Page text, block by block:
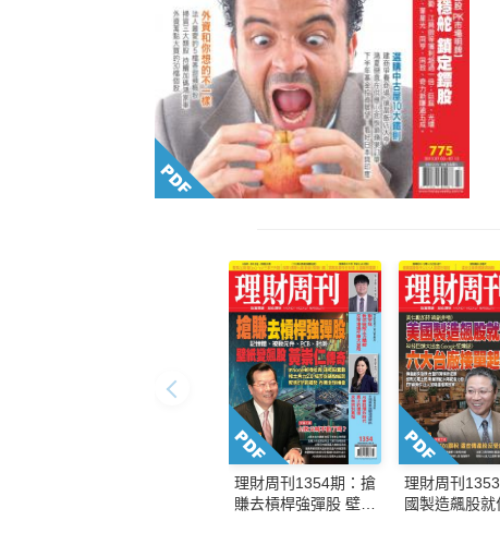
理財周刊1354期：搶
賺去槓桿強彈股 壁紙
理財周刊
國製造飆股就